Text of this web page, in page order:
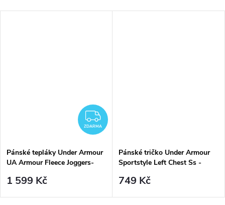
ZDARMA
ZDARMA
Pánské tepláky Under Armour
UA Armour Fleece Joggers-
1 599 Kč
Pánské tričko Under Armour
Sportstyle Left Chest Ss -
749 Kč